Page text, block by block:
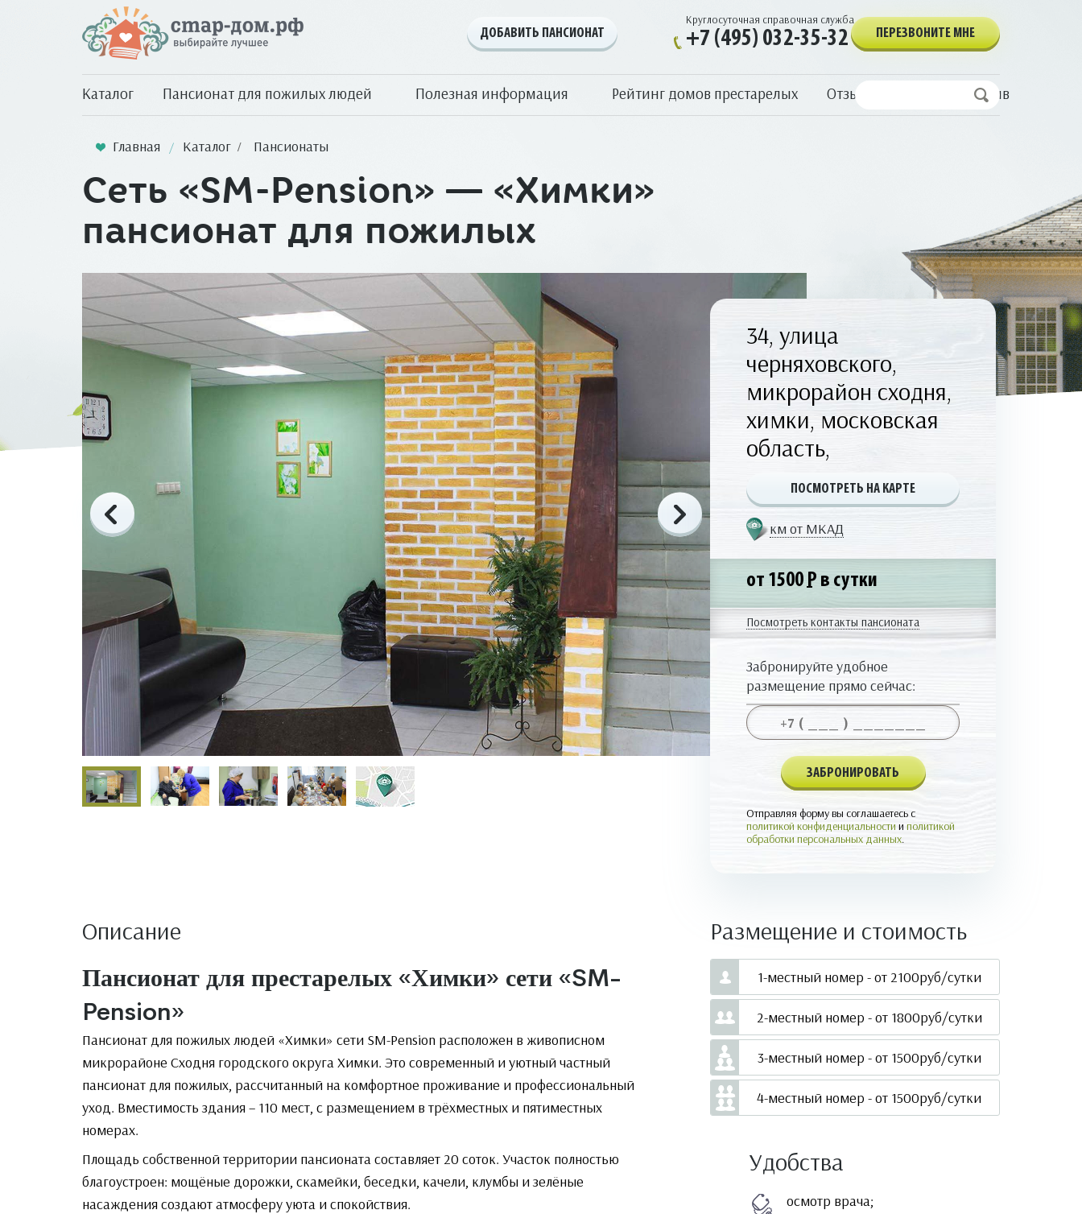
ДОБАВИТЬ ПАНСИОНАТ
Круглосуточная справочная служба
+7 (495) 032-35-32 ПЕРЕЗВОНИТЕ МНЕ
Каталог Пансионат для пожилых людей Полезная информация Рейтинг домов престарелых Отзывы Написать отзыв
Главная Каталог Пансионаты
Сеть «SM-Pension» — «Химки»
пансионат для пожилых
34, улица
черняховского,
микрорайон сходня,
химки, московская
область,
ПОСМОТРЕТЬ НА КАРТЕ
км от МКАД
от 1500Р в сутки
Посмотреть контакты пансионата
Забронируйте удобное
размещение прямо сейчас:
Отправляя форму вы соглашаетесь с
политикой конфиденциальности и политикой
обработки персональных данных.
Описание
Пансионат для престарелых «Химки» сети «SM-
Pension»
Пансионат для пожилых людей «Химки» сети SM-Pension расположен в живописном
микрорайоне Сходня городского округа Химки. Это современный и уютный частный
пансионат для пожилых, рассчитанный на комфортное проживание и профессиональный
уход. Вместимость здания – 110 мест, с размещением в трёхместных и пятиместных
номерах.
Площадь собственной территории пансионата составляет 20 соток. Участок полностью
благоустроен: мощёные дорожки, скамейки, беседки, качели, клумбы и зелёные
насаждения создают атмосферу уюта и спокойствия.
Размещение и стоимость
1-местный номер - от 2100руб/сутки
2-местный номер - от 1800руб/сутки
3-местный номер - от 1500руб/сутки
4-местный номер - от 1500руб/сутки
Удобства
осмотр врача;